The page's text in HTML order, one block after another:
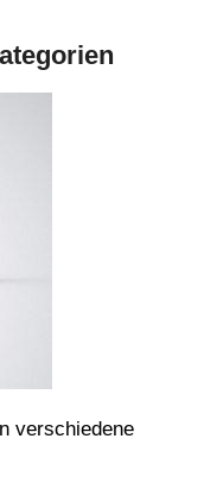
verschiedene